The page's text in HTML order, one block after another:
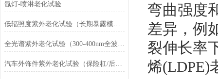
氙灯-喷淋老化试验
低辐照度紫外老化试验（长期暴露模拟）
全光谱紫外老化试验（300-400nm全波段）
汽车外饰件紫外老化试验（保险杠/后视镜）
弯曲强度
差异，例
裂伸长率
烯(LDPE)